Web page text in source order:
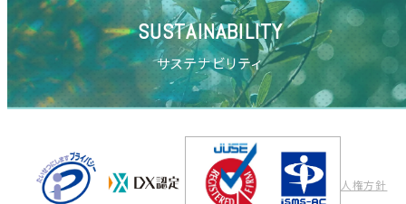
SUSTAINABILITY
サステナビリティ
人権方針